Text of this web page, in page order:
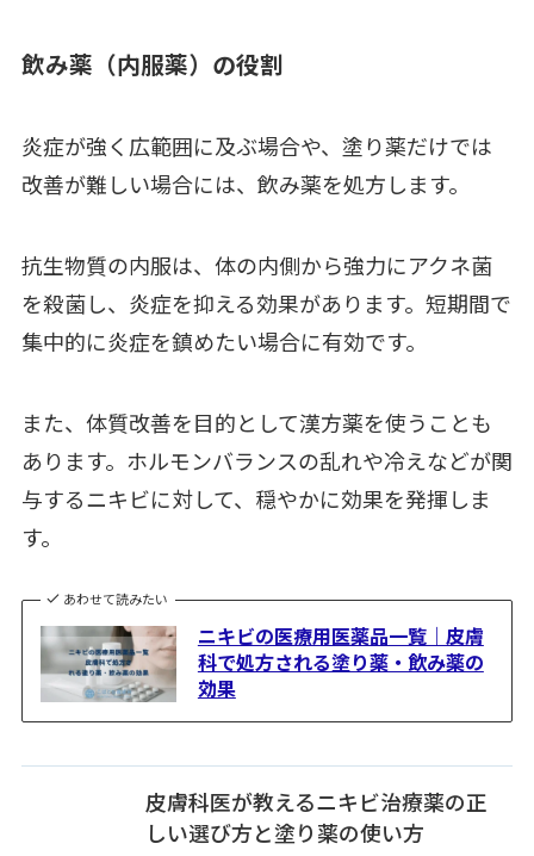
飲み薬（内服薬）の役割
炎症が強く広範囲に及ぶ場合や、塗り薬だけでは
改善が難しい場合には、飲み薬を処方します。
抗生物質の内服は、体の内側から強力にアクネ菌
を殺菌し、炎症を抑える効果があります。短期間で
集中的に炎症を鎮めたい場合に有効です。
また、体質改善を目的として漢方薬を使うことも
あります。ホルモンバランスの乱れや冷えなどが関
与するニキビに対して、穏やかに効果を発揮しま
す。
あわせて読みたい
ニキビの医療用医薬品一覧｜皮膚
科で処方される塗り薬・飲み薬の
効果
皮膚科医が教えるニキビ治療薬の正
しい選び方と塗り薬の使い方